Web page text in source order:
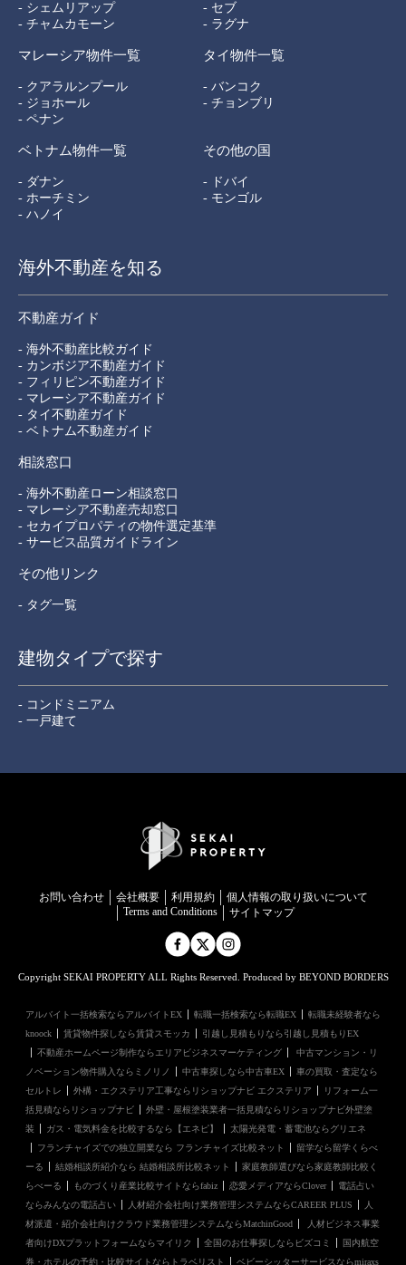
- シェムリアップ
- チャムカモーン
- セブ
- ラグナ
マレーシア物件一覧
- クアラルンプール
- ジョホール
- ペナン
タイ物件一覧
- バンコク
- チョンブリ
ベトナム物件一覧
- ダナン
- ホーチミン
- ハノイ
その他の国
- ドバイ
- モンゴル
海外不動産を知る
不動産ガイド
- 海外不動産比較ガイド
- カンボジア不動産ガイド
- フィリピン不動産ガイド
- マレーシア不動産ガイド
- タイ不動産ガイド
- ベトナム不動産ガイド
相談窓口
- 海外不動産ローン相談窓口
- マレーシア不動産売却窓口
- セカイプロパティの物件選定基準
- サービス品質ガイドライン
その他リンク
- タグ一覧
建物タイプで探す
- コンドミニアム
- 一戸建て
お問い合わせ 会社概要 利用規約
個⼈情報の取り扱いについて
Terms and Conditions
サイトマップ
Copyright SEKAI PROPERTY ALL Rights Reserved. Produced by BEYOND BORDERS
アルバイト一括検索ならアルバイトEX 転職一括検索なら転職EX
転職未経験者なら
knoock
賃貸物件探しなら賃貸スモッカ
引越し見積もりなら引越し見積もりEX
不動産ホームページ制作ならエリアビジネスマーケティング
中古マンション・リ
ノベーション物件購入ならミノリノ
中古車探しなら中古車EX
車の買取・査定なら
セルトレ
外構・エクステリア工事ならリショップナビ エクステリア
リフォーム一
括見積ならリショップナビ
外壁・屋根塗装業者一括見積ならリショップナビ外壁塗
装
ガス・電気料金を比較するなら【エネピ】
太陽光発電・蓄電池ならグリエネ
フランチャイズでの独立開業なら フランチャイズ比較ネット
留学なら留学くらべ
ーる
結婚相談所紹介なら 結婚相談所比較ネット
家庭教師選びなら家庭教師比較く
らべーる
ものづくり産業比較サイトならfabiz 恋愛メディアならClover
電話占い
ならみんなの電話占い
人材紹介会社向け業務管理システムならCAREER PLUS
人
材派遣・紹介会社向けクラウド業務管理システムならMatchinGood
人材ビジネス事業
者向けDXプラットフォームならマイリク
全国のお仕事探しならビズコミ
国内航空
券・ホテルの予約・比較サイトならトラベリスト
ベビーシッターサービスならmiraxs